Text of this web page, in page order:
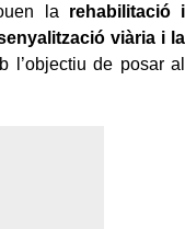
la rehabilitació i
viària i la
l’objectiu de posar al